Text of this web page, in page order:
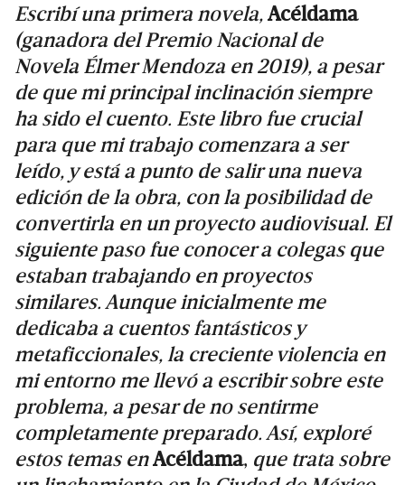
Escribí una primera novela,Acéldama
(ganadora del Premio Nacional de
Novela Élmer Mendoza en 2019), a pesar
de que mi principal inclinación siempre
ha sido el cuento. Este libro fue crucial
para que mi trabajo comenzara a ser
leído, y está a punto de salir una nueva
edición de la obra, con la posibilidad de
convertirla en un proyecto audiovisual. El
siguiente paso fue conocer a colegas que
estaban trabajando en proyectos
similares. Aunque inicialmente me
dedicaba a cuentos fantásticos y
metaficcionales, la creciente violencia en
mi entorno me llevó a escribir sobre este
problema, a pesar de no sentirme
completamente preparado. Así, exploré
estos temas enAcéldama, que trata sobre